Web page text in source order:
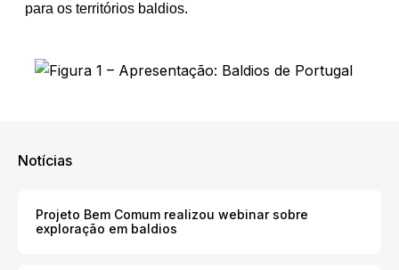
Notícias
Projeto Bem Comum realizou webinar sobre
exploração em baldios
para os territórios baldios.